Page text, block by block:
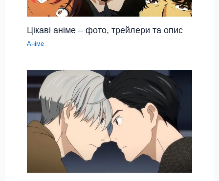
Цікаві аніме – фото, трейлери та опис
Аніме